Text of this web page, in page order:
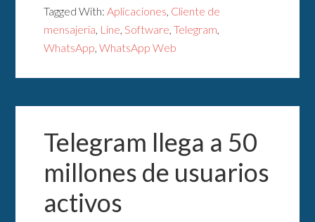
Tagged With: Aplicaciones Cliente de
mensajeria Line Software ,Telegram
WhatsApp ,WhatsApp Web
Telegram llega a 50
millones de usuarios
activos